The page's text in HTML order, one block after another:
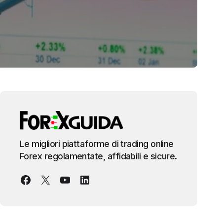
Le migliori piattaforme di trading online
Forex regolamentate, affidabili e sicure.